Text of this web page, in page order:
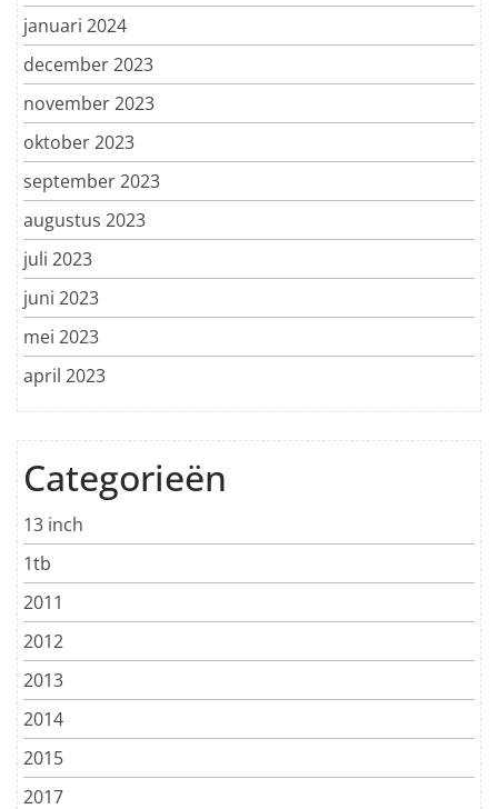
januari 2024
december 2023
november 2023
oktober 2023
september 2023
augustus 2023
juli 2023
juni 2023
mei 2023
april 2023
Categorieën
13 inch
1tb
2011
2012
2013
2014
2015
2017